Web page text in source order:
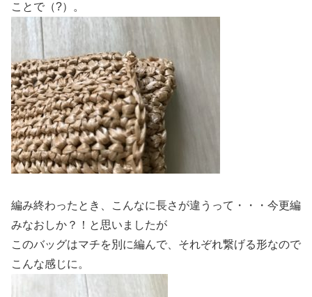
ことで（?）。
編み終わったとき、こんなに長さが違うって・・・今更編
みなおしか？！と思いましたが
このバッグはマチを別に編んで、それぞれ繋げる形なので
こんな感じに。